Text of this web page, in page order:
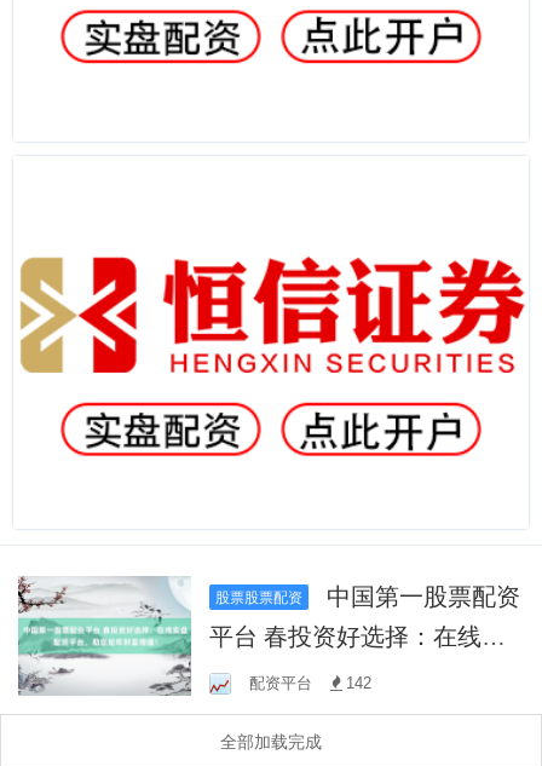
股票股票配资
平台 春投资好选择：在线实
盘配资平台，助您蛇年财富
增值！
配资平台 142
全部加载完成